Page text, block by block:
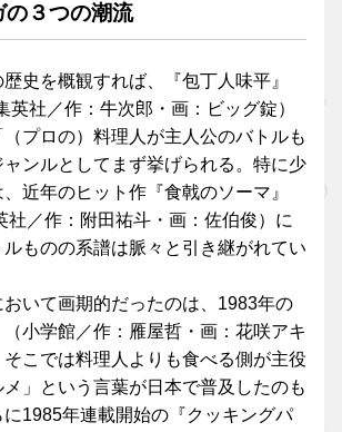
の３つの潮流
史を概観すれば、『包丁人味平』
英社／作：牛次郎・画：ビッグ錠）
プロの）料理人が主人公のバトルも
ンルとしてまず挙げられる。特に少
近年のヒット作『食戟のソーマ』
社／作：附田祐斗・画：佐伯俊）に
ものの系譜は脈々と引き継がれてい
いて画期的だったのは、1983年の
（小学館／作：雁屋哲・画：花咲アキ
こでは料理人よりも食べる側が主役
」という言葉が日本で普及したのも
1985年連載開始の『クッキングパ